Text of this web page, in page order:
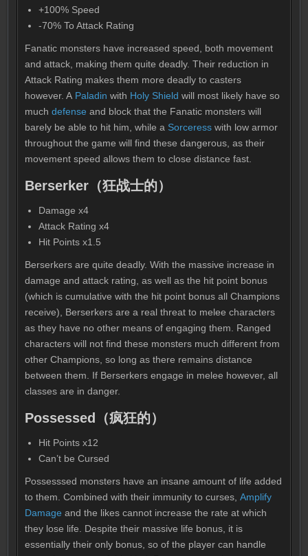
+100% Speed
-70% To Attack Rating
Fanatic monsters have increased speed, both movement
and attack, making them quite deadly. Their reduction in
Attack Rating makes them more deadly to casters
however. A Paladin with Holy Shield will most likely have so
muchdefense and block that the Fanatic monsters will
barely be able to hit him, while a Sorceress with low armor
throughout the game will find these dangerous, as their
movement speed allows them to close distance fast.
Berserker（狂战士的）
Damage x4
Attack Rating x4
Hit Points x1.5
Berserkers are quite deadly. With the massive increase in
damage and attack rating, as well as the hit point bonus
(which is cumulative with the hit point bonus all Champions
receive), Berserkers are a real threat to melee characters
as they have no other means of engaging them. Ranged
characters will not find these monsters much different from
other Champions, so long as there remains distance
between them. If Berserkers engage in melee however, all
classes are in danger.
Possessed（疯狂的）
Hit Points x12
Can’t be Cursed
Possesssed monsters have an insane amount of life added
to them. Combined with their immunity to curses,Amplify
Damage and the likes cannot increase the rate at which
they lose life. Despite their massive life bonus, it is
essentially their only bonus, so of the player can handle